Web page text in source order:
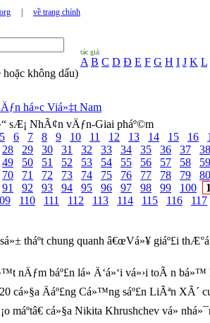
về trang chính
không dấu)
tác giả:
A B C D Đ E F G H I J K L
há»c Viá»‡t Nam
sÆ¡ NhÃ¢n vÄƒn-Giai pháº©m
5 6 7 8 9 10 11 12 13 14 15 16
28 29 30 31 32 33 34 35 36 37
38
49 50 51 52 53 54 55 56 57 58
59
70 71 72 73 74 75 76 77 78 79
80
91 92 93 94 95 96 97 98 99 100
110 111 112 113 114 115 116
117
tháº­t chung quanh â€œVá»¥ giáº£i
nÄƒm báº£n lá» Ä‘á»‘i vá»›i toÃ n
cá»§a Äáº£ng Cá»™ng sáº£n LiÃªn XÃ´
máº­tâ€ cá»§a Nikita Khrushchev vá»